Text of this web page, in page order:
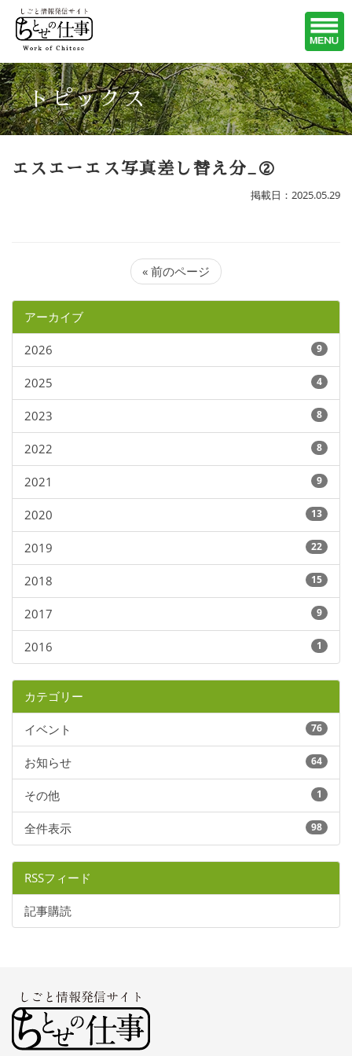
トピックス
エスエーエス写真差し替え分_②
掲載日：2025.05.29
« 前のページ
アーカイブ
2026 9
2025 4
2023 8
2022 8
2021 9
2020 13
2019 22
2018 15
2017 9
2016 1
カテゴリー
イベント 76
お知らせ 64
その他 1
全件表示 98
RSSフィード
記事購読